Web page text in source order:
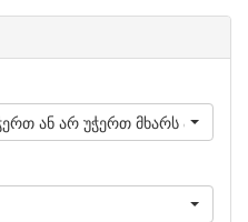
ან არ უჭერთ მხარს